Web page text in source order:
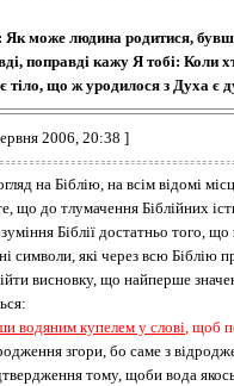
може людина родитися, бувши
поправді кажу Я тобі:
тіло, що ж уродилося з Духа є
2006, 20:38 ]
на Біблію, на всім відомі
що до тлумачення Біблійних
Біблії достатньо того, що
символи, які через всю
висновку, що найперше
водяним купелем у слові , щоб
згори, бо саме з
тому, щоби вода